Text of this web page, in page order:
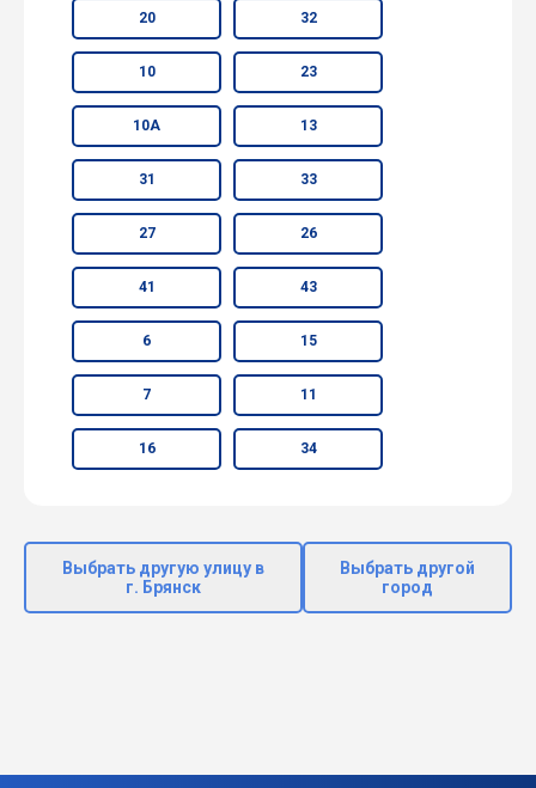
20 32
10 23
10А 13
31 33
27 26
41 43
6 15
7 11
16 34
Выбрать другую улицу в
г. Брянск
Выбрать другой
город